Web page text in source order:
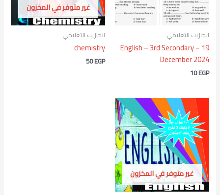
الجازيت التعليمي
English – 3rd Secondary – 19
December 2024
10EGP
غير متوفر في المخزون
الجازيت التعليمي
chemistry
50EGP
غير متوفر في المخزون